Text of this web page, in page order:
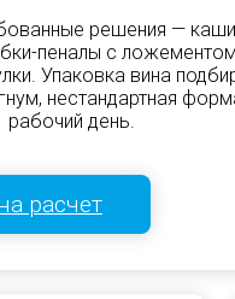
решения —
пеналы с
Упаковка вина
нестандартная
рабочий день.
расчет